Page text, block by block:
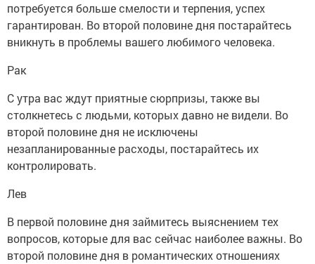
потребуется больше смелости и терпения, успех
гарантирован. Во второй половине дня постарайтесь
вникнуть в проблемы вашего любимого человека.
Рак
С утра вас ждут приятные сюрпризы, также вы
столкнетесь с людьми, которых давно не видели. Во
второй половине дня не исключены
незапланированные расходы, постарайтесь их
контролировать.
Лев
В первой половине дня займитесь выяснением тех
вопросов, которые для вас сейчас наиболее важны. Во
второй половине дня в романтических отношениях